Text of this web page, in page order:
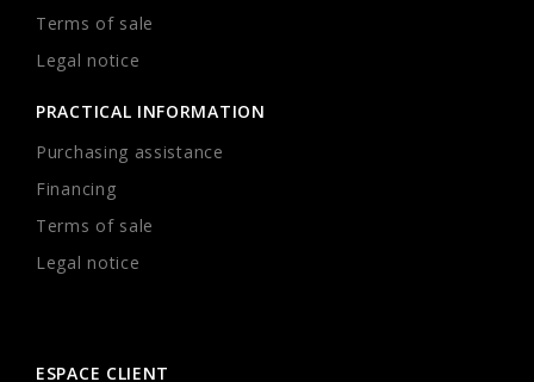
Terms of sale
Legal notice
PRACTICAL INFORMATION
Purchasing assistance
Financing
Terms of sale
Legal notice
ESPACE CLIENT